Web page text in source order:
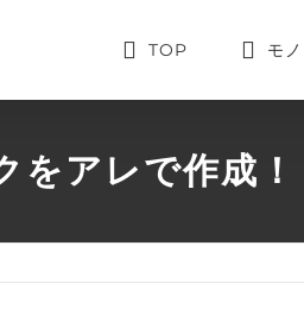
TOP モ
をアレで作成